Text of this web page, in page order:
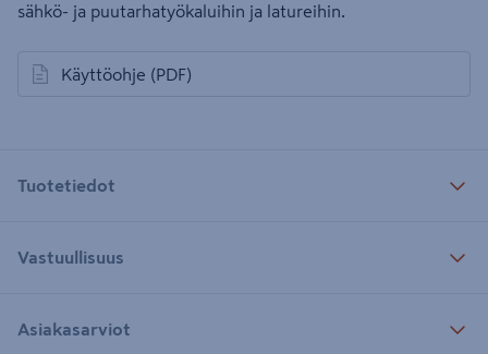
sähkö- ja puutarhatyökaluihin ja latureihin.
Käyttöohje (PDF)
avautuu uuteen välilehteen
Tuotetiedot
Vastuullisuus
Asiakasarviot